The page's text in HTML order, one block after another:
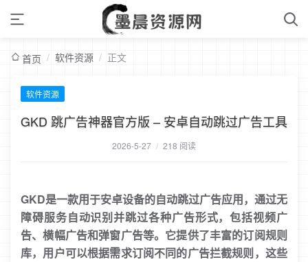
首页 / 软件资源 / 正文
软件资源
GKD 跳广告神器官方版 – 安卓自动跳过广告工具
2026-5-27 / 218 阅读
GKD是一款用于安卓设备的自动跳过广告应用，通过无
障碍服务自动识别并跳过各种广告形式，包括视频广
告、横幅广告和弹窗广告等。它提供了丰富的订阅规则
库，用户可以根据需求订阅不同的广告拦截规则，这些